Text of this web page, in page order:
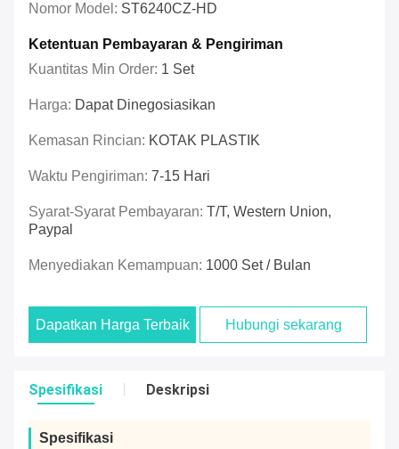
Nomor Model: ST6240CZ-HD
Ketentuan Pembayaran & Pengiriman
Kuantitas Min Order: 1 Set
Harga: Dapat Dinegosiasikan
Kemasan Rincian: KOTAK PLASTIK
Waktu Pengiriman: 7-15 Hari
Syarat-Syarat Pembayaran: T/T, Western Union,
Paypal
Menyediakan Kemampuan: 1000 Set / Bulan
Dapatkan Harga Terbaik Hubungi sekarang
Spesifikasi Deskripsi
Spesifikasi